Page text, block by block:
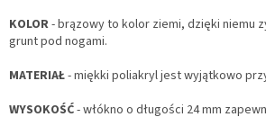
KOLOR- brązowy to kolor ziemi, dzięki niemu
grunt pod nogami.
MATERIAŁ- miękki poliakryl jest wyjątkowo
WYSOKOŚĆ- włókno o długości 24 mm